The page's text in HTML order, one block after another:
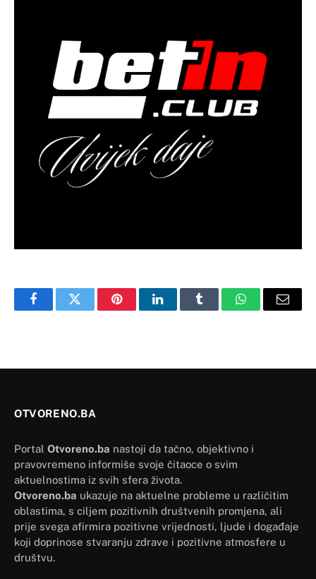
FacebookTwitter PinterestLinkedInTumblr WhatsAppEmail
OTVORENO.BA
Portal Otvoreno.ba nastoji da tačno, objektivno i
pravovremeno informiše svoje čitaoce o svim
aktuelnostima iz svih sfera života.
Otvoreno.ba ukazuje na aktuelne probleme u različitim
oblastima, s ciljem pozitivnih društvenih promjena, ali
prije svega afirmira pozitivne vrijednosti, ljude i događaje
koji doprinose stvaranju zdrave i pozitivne atmosfere u
društvu.